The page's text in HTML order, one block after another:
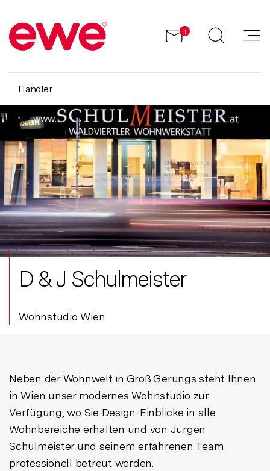
1
Händler
D & J Schulmeister
Wohnstudio Wien
Neben der Wohnwelt in Groß Gerungs steht Ihnen
in Wien unser modernes Wohnstudio zur
Verfügung, wo Sie Design-Einblicke in alle
Wohnbereiche erhalten und von Jürgen
Schulmeister und seinem erfahrenen Team
professionell betreut werden.